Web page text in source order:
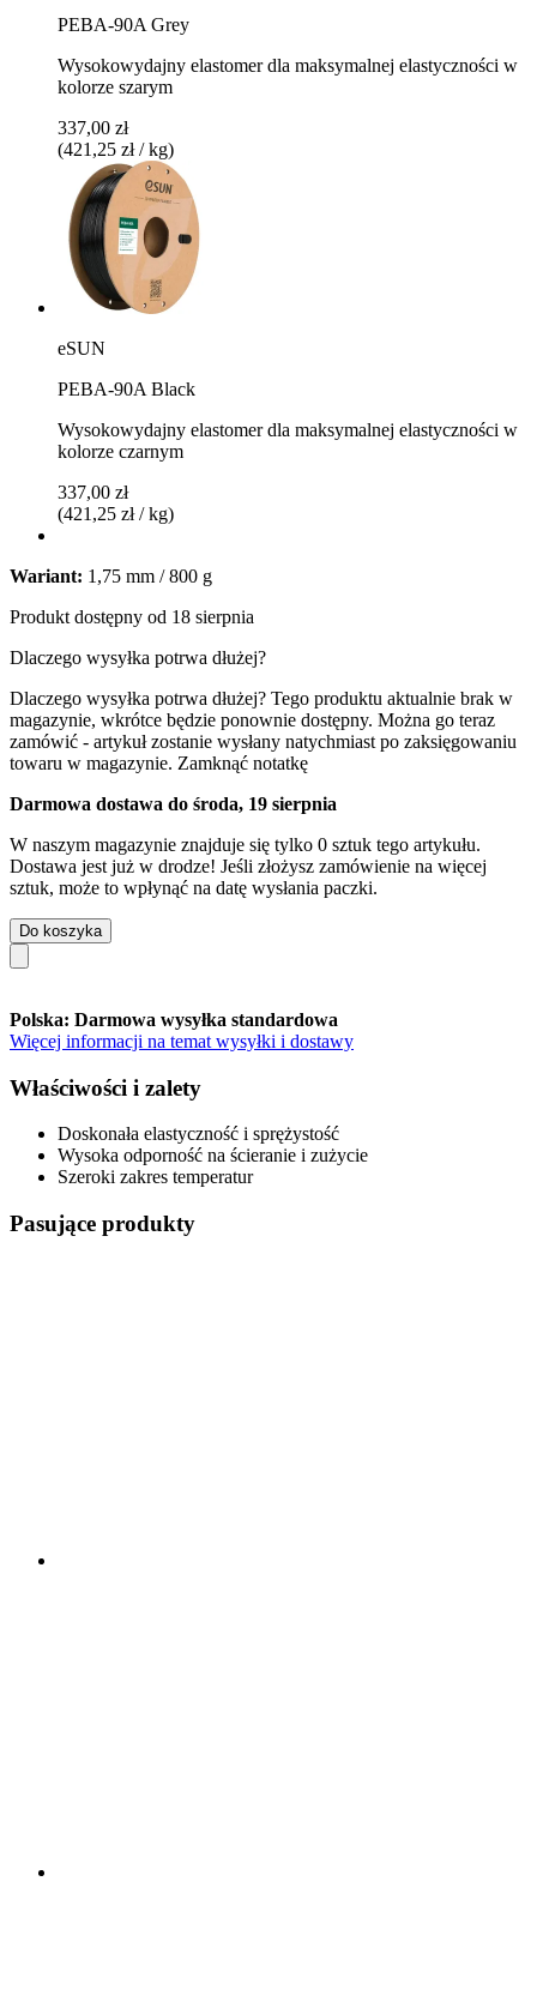
PEBA-90A Grey
Wysokowydajny elastomer dla maksymalnej elastyczności w
kolorze szarym
337,00 zł
(421,25 zł / kg)
eSUN
PEBA-90A Black
Wysokowydajny elastomer dla maksymalnej elastyczności w
kolorze czarnym
337,00 zł
(421,25 zł / kg)
Wariant: 1,75 mm / 800 g
Produkt dostępny od 18 sierpnia
Dlaczego wysyłka potrwa dłużej?
Dlaczego wysyłka potrwa dłużej? Tego produktu aktualnie brak w
magazynie, wkrótce będzie ponownie dostępny. Można go teraz
zamówić - artykuł zostanie wysłany natychmiast po zaksięgowaniu
towaru w magazynie. Zamknąć notatkę
Darmowa dostawa do środa, 19 sierpnia
W naszym magazynie znajduje się tylko 0 sztuk tego artykułu.
Dostawa jest już w drodze! Jeśli złożysz zamówienie na więcej
sztuk, może to wpłynąć na datę wysłania paczki.
Do koszyka
Polska: Darmowa wysyłka standardowa
Więcej informacji na temat wysyłki i dostawy
Właściwości i zalety
Doskonała elastyczność i sprężystość
Wysoka odporność na ścieranie i zużycie
Szeroki zakres temperatur
Pasujące produkty